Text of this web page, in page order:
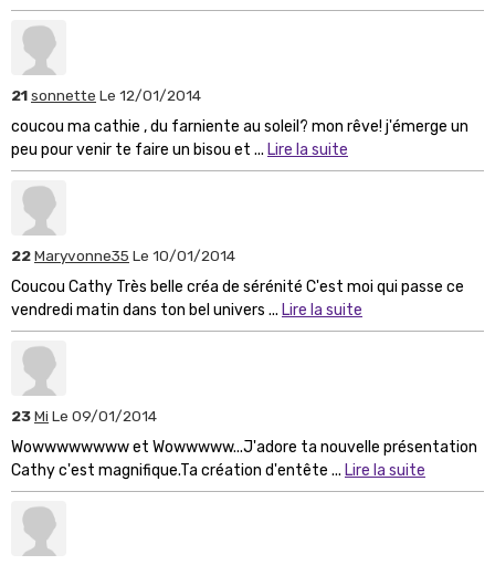
21sonnette Le 12/01/2014
coucou ma cathie , du farniente au soleil? mon rêve! j'émerge un
peu pour venir te faire un bisou et ... Lire la suite
22Maryvonne35 Le 10/01/2014
Coucou Cathy Très belle créa de sérénité C'est moi qui passe ce
vendredi matin dans ton bel univers ... Lire la suite
23Mi Le 09/01/2014
Wowwwwwwww et Wowwwww...J'adore ta nouvelle présentation
Cathy c'est magnifique.Ta création d'entête ... Lire la suite